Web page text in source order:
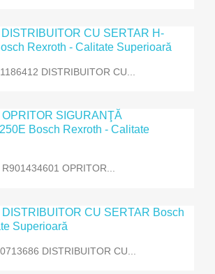
DISTRIBUITOR CU...
R901434601 OPRITOR...
DISTRIBUITOR CU...